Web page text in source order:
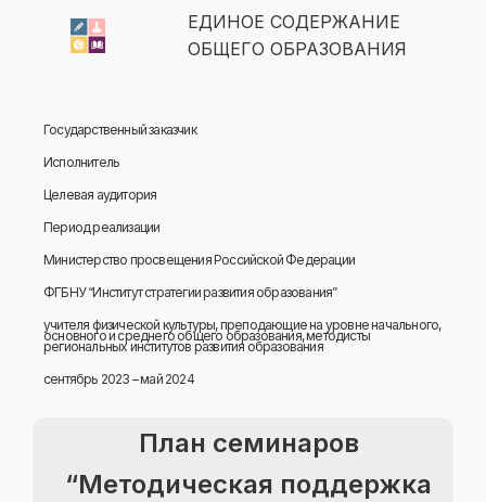
ЕДИНОЕ СОДЕРЖАНИЕ
ОБЩЕГО ОБРАЗОВАНИЯ
Государственный заказчик
Исполнитель
Целевая аудитория
Период реализации
Министерство просвещения Российской Федерации
ФГБНУ “Институт стратегии развития образования”
учителя физической культуры, преподающие на уровне начального,
основного и среднего общего образования, методисты
региональных институтов развития образования
сентябрь 2023 – май 2024
План семинаров
“Методическая поддержка